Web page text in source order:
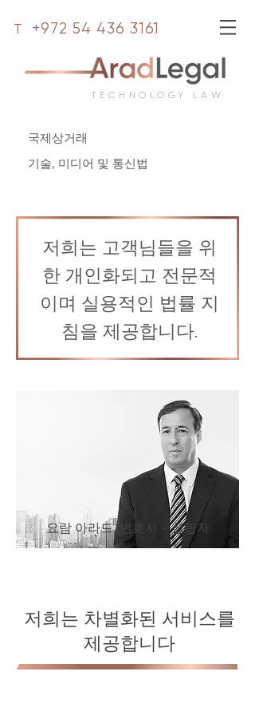
T +972 54 436 3161
TECHNOLOGY LAW
국제상거래
기술, 미디어 및 통신법
저희는 고객님들을 위
한 개인화되고 전문적
이며 실용적인 법률 지
침을 제공합니다.
요람 아라드, 변호사 - 설립자
저희는 차별화된 서비스를
제공합니다